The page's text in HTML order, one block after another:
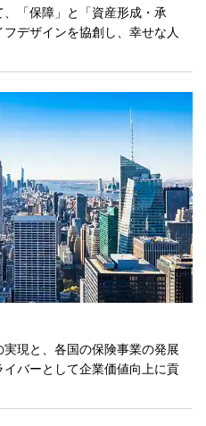
、「保障」と「資産形成・承
デザインを協創し、幸せな人
現と、各国の保険事業の発展
バーとして企業価値向上に貢